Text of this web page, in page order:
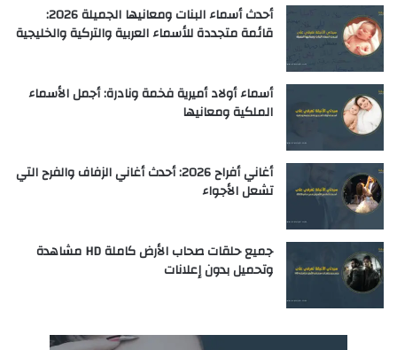
أحدث أسماء البنات ومعانيها الجميلة 2026:
قائمة متجددة للأسماء العربية والتركية والخليجية
أسماء أولاد أميرية فخمة ونادرة: أجمل الأسماء
الملكية ومعانيها
أغاني أفراح 2026: أحدث أغاني الزفاف والفرح التي
تشعل الأجواء
جميع حلقات صحاب الأرض كاملة HD مشاهدة
وتحميل بدون إعلانات